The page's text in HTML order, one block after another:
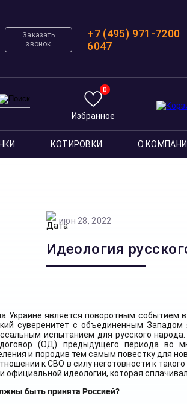
Заказать
звонок
+7 (495) 971-7200
6047
0
Избранное
КОТИРОВКИ О
июн 28, 2022
Идеология
является поворотным событием в
суверенитет с объединенным
испытанием для русского
(ОД) предыдущего периода во
и породив тем самым повестку для
к СВО в силу неготовности к
идеологии, которая
быть принята Россией?